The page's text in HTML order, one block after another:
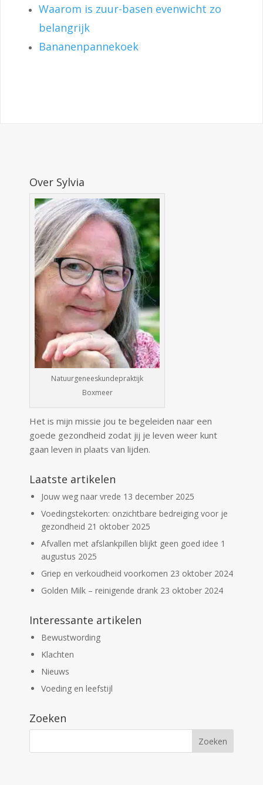
Waarom is zuur-basen evenwicht zo
belangrijk
Bananenpannekoek
Over Sylvia
Natuurgeneeskundepraktijk
Boxmeer
Het is mijn missie jou te begeleiden naar een
goede gezondheid zodat jij je leven weer kunt
gaan leven in plaats van lijden.
Laatste artikelen
Jouw weg naar vrede 13 december 2025
Voedingstekorten: onzichtbare bedreiging voor je
gezondheid 21 oktober 2025
Afvallen met afslankpillen blijkt geen goed idee 1
augustus 2025
Griep en verkoudheid voorkomen 23 oktober 2024
Golden Milk – reinigende drank 23 oktober 2024
Interessante artikelen
Bewustwording
Klachten
Nieuws
Voeding en leefstijl
Zoeken